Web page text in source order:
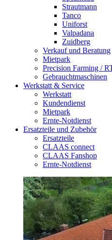
Strautmann
Tanco
Uniforst
Valpadana
Zuidberg
Verkauf und Beratung
Mietpark
Precision Farming /
Gebrauchtmaschinen
Werkstatt & Service
Werkstatt
Kundendienst
Mietpark
Ernte-Notdienst
Ersatzteile und Zubehör
Ersatzteile
CLAAS connect
CLAAS Fanshop
Ernte-Notdienst